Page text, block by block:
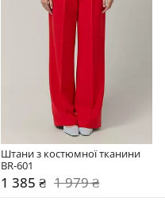
Штани з костюмної тканини
BR-601
1 385 ₴ 1 979 ₴